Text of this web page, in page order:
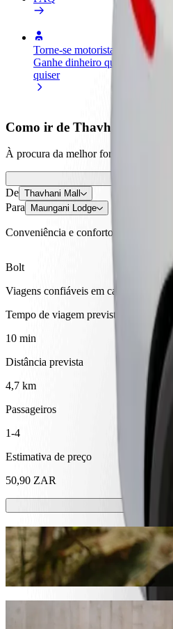
Torne-se motorista
Ganhe dinheiro quando
quiser
Como ir de Thavhani Mall a
À procura da melhor forma de fazer
De Thavhani Mall
Para Maungani Lodge
Conveniência e conforto a poucos
Bolt
Viagens confiáveis em carros médios
Tempo de viagem previsto
10 min
Distância prevista
4,7 km
Passageiros
1-4
Estimativa de preço
50,90 ZAR
Trotinetes ou
Thohoyandou: desloca-te de trotinete
Instala a app da Bolt
Vai de Thavhani Mall